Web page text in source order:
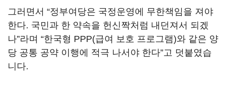
그러면서 “정부여당은 국정운영에 무한책임을 져야
한다. 국민과 한 약속을 헌신짝처럼 내던져서 되겠
나”라며 “한국형 PPP(급여 보호 프로그램)와 같은 양
당 공통 공약 이행에 적극 나서야 한다”고 덧붙였습
니다.